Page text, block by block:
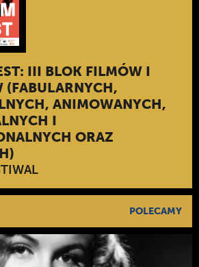
III BLOK FILMÓW I
(FABULARNYCH,
ANIMOWANYCH,
I
ORAZ
POLECAMY